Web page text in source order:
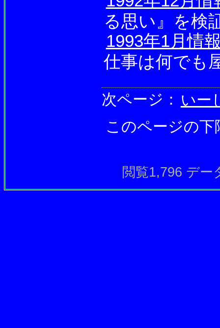
る思い』を検
1993年1月情
仕事は何でも
次ページ： いー
このページの
閲覧1,796 デー